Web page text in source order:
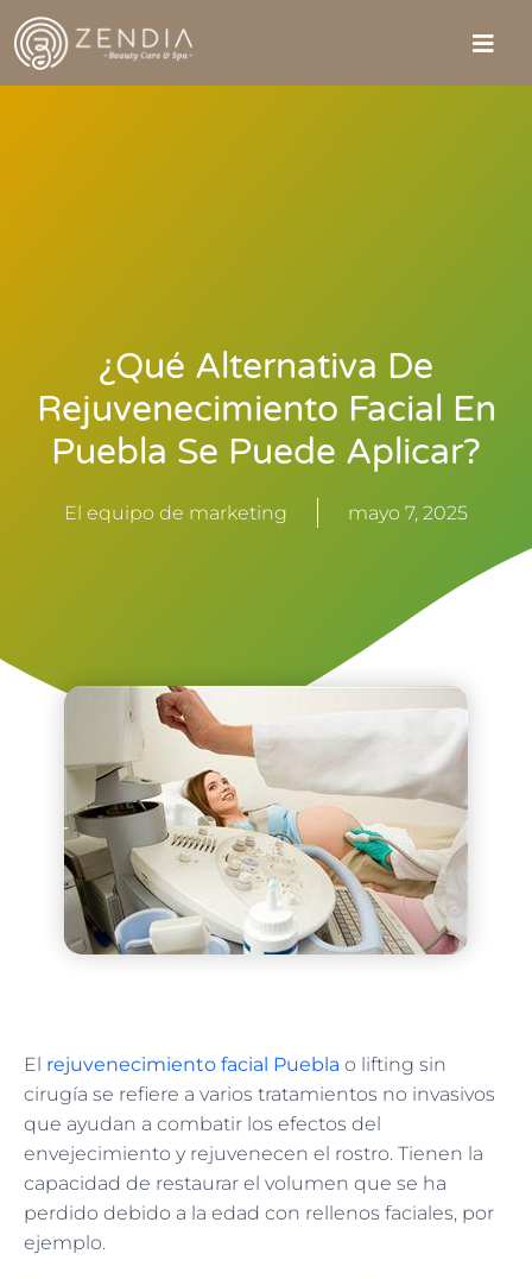
¿Qué Alternativa De
Rejuvenecimiento Facial En
Puebla Se Puede Aplicar?
El equipo de marketing mayo 7, 2025
El rejuvenecimiento facial Puebla o lifting sin
cirugía se refiere a varios tratamientos no invasivos
que ayudan a combatir los efectos del
envejecimiento y rejuvenecen el rostro. Tienen la
capacidad de restaurar el volumen que se ha
perdido debido a la edad con rellenos faciales, por
ejemplo.